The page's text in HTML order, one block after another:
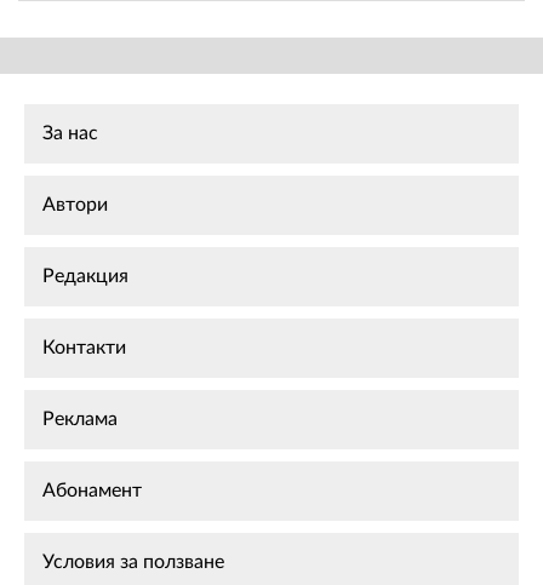
За нас
Автори
Редакция
Контакти
Реклама
Абонамент
Условия за ползване